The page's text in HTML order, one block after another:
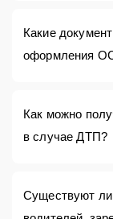
Какие
оформления
Как можно
в случае ДТП?
Существуют